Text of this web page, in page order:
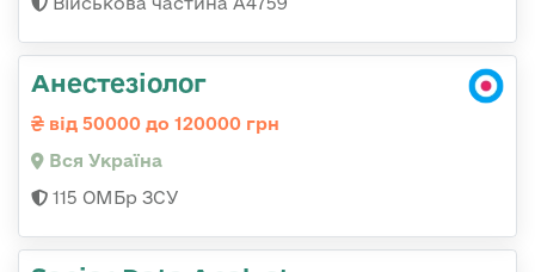
Анестезіолог
від 50000 до 120000 грн
Вся Україна
115 ОМБр ЗСУ